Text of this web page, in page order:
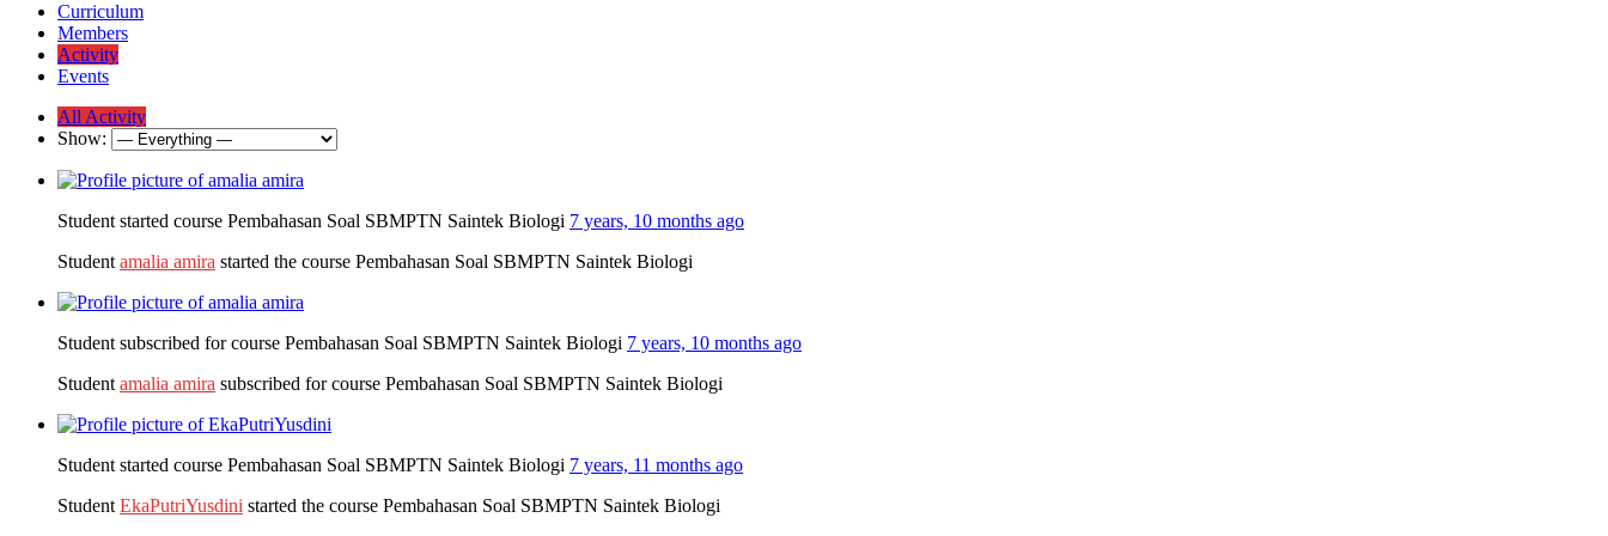
Curriculum
Members
Activity
Events
All Activity
Show:
Student started course Pembahasan Soal SBMPTN Saintek Biologi 7 years, 10 months ago
Student amalia amira started the course Pembahasan Soal SBMPTN Saintek Biologi
Student subscribed for course Pembahasan Soal SBMPTN Saintek Biologi 7 years, 10 months ago
Student amalia amira subscribed for course Pembahasan Soal SBMPTN Saintek Biologi
Student started course Pembahasan Soal SBMPTN Saintek Biologi 7 years, 11 months ago
Student EkaPutriYusdini started the course Pembahasan Soal SBMPTN Saintek Biologi